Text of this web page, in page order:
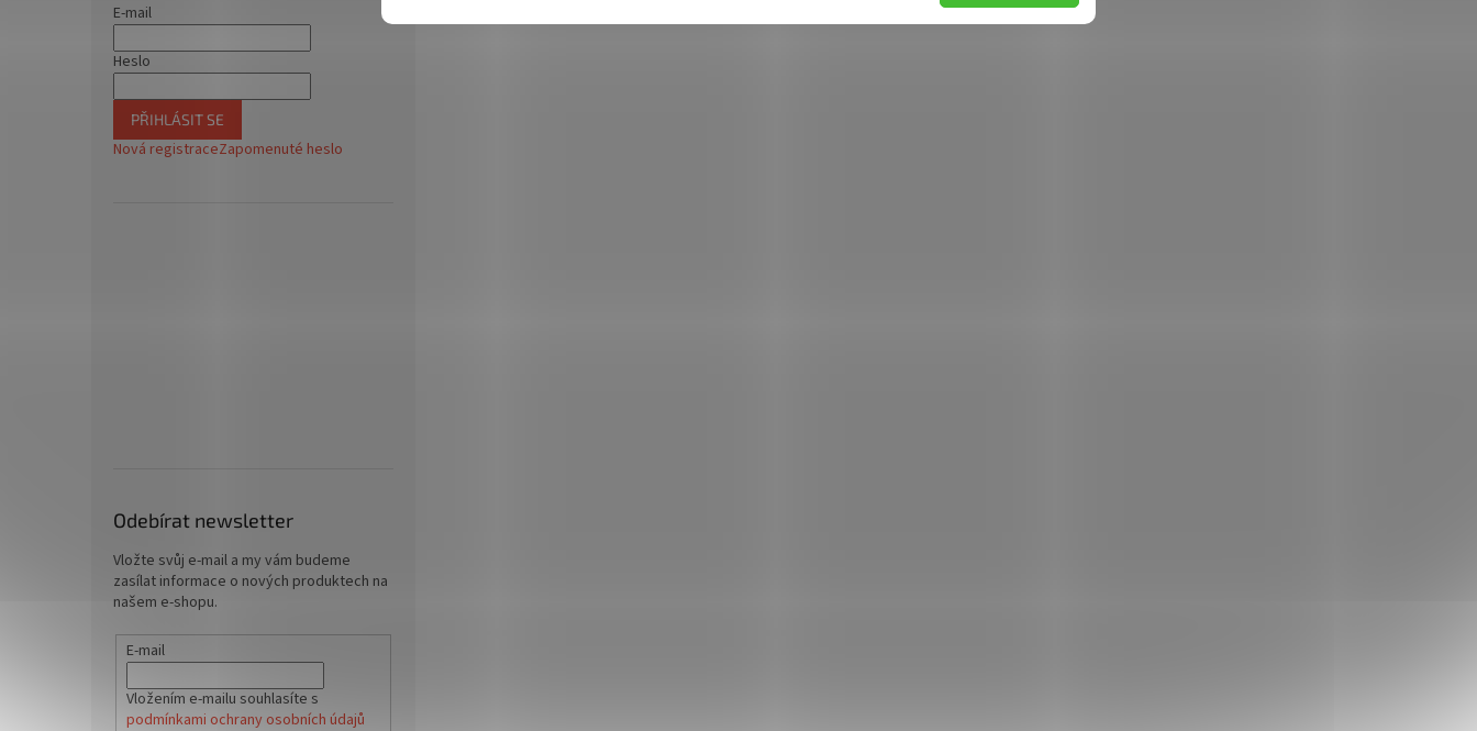
E-mail
Heslo
PŘIHLÁSIT SE
Nová registraceZapomenuté heslo
Odebírat newsletter
Vložte svůj e-mail a my vám budeme
zasílat informace o nových produktech na
našem e-shopu.
E-mail
Vložením e-mailu souhlasíte s
podmínkami ochrany osobních údajů